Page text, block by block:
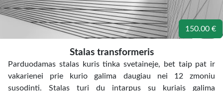
150.00 €
Stalas transformeris
Parduodamas stalas kuris tinka svetaineje, bet taip pat ir
vakarienei prie kurio galima daugiau nei 12 zmoniu
susodinti. Stalas turi du intarpus su kuriais galima